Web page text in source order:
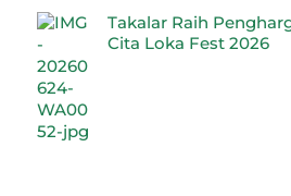
Takalar Raih
Cita Loka Fest 2026